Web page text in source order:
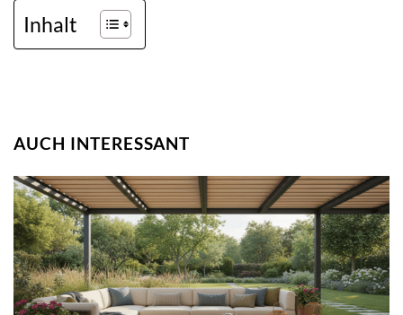
Inhalt
AUCH INTERESSANT